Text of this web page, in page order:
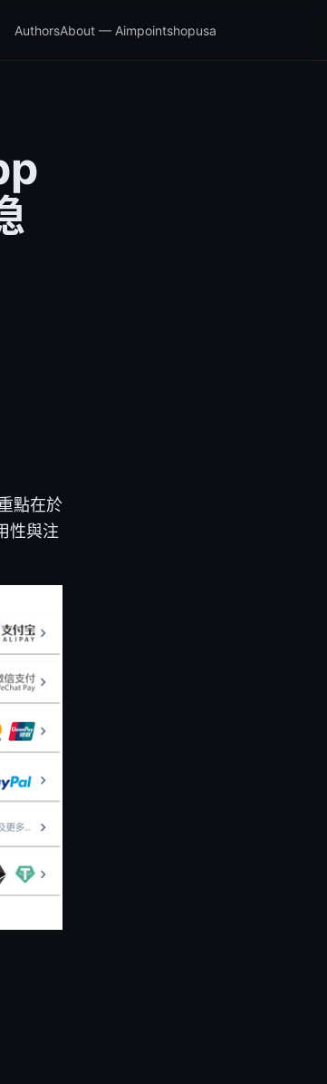
AuthorsAbout — Aimpointshopusa
點在於
性與注